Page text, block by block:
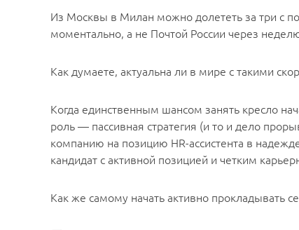
Из Москвы в Милан можно долететь за три с
моментально, а не Почтой России через
Как думаете, актуальна ли в мире с такими
Когда единственным шансом занять кресло
роль — пассивная стратегия (и то и дело
компанию на позицию HR-ассистента в
кандидат с активной позицией и четким
Как же самому начать активно прокладывать